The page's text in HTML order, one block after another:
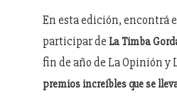
En esta edición, encontrá
participar de La Timba
fin de año de La Opinión y
premios increíbles que se